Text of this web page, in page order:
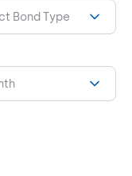
Bond Type